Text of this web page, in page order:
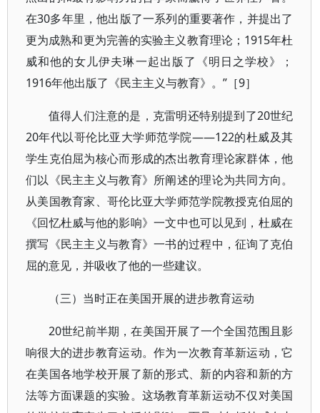
在30多年里，他出版了一系列的重要著作，并提出了
更为成熟和更为完善的实验主义教育理论；1915年杜
威和他的女儿伊夫琳一起出版了《明日之学校》；
1916年他出版了《民主主义与教育》。”［9］
值得人们注意的是，克雷明还特别提到了20世纪
20年代以哥伦比亚大学师范学院——122的杜威及其
学生克伯屈为核心而形成的杰出教育理论家群体，他
们以《民主主义与教育》所阐述的理论为共同方向。
从美国教育家、哥伦比亚大学师范学院教授克伯屈的
《回忆杜威与他的影响》一文中也可以见到，杜威在
撰写《民主主义与教育》一书的过程中，征询了克伯
屈的意见，并吸收了他的一些建议。
（三）当时正在美国开展的进步教育运动
20世纪前半期，在美国开展了一个全国范围且影
响很大的进步教育运动。作为一次教育革新运动，它
在美国各地学校开展了新的形式、新的内容和新的方
法等方面课题的实验。这场教育革新运动不仅对美国